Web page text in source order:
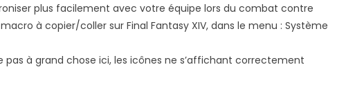
plus facilement avec votre équipe lors du combat contre
à copier/coller sur Final Fantasy XIV, dans le menu : Système
pas à grand chose ici, les icônes ne s’affichant correctement